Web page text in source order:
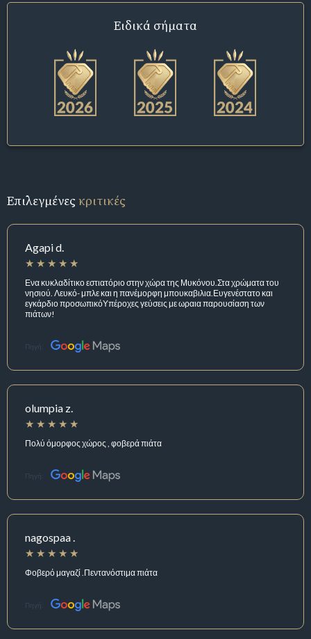
Ειδικά σήματα
Επιλεγμένεςκριτικές
Agapi d.
Ενα κυκλαδίτικο εστιατόριο στην χώρα της Μυκόνου.Στα χρώματα του
νησιού. Λευκό- μπλε και η πανέμορφη μπουκαβιλια.Ευγενέστατο και
εγκάρδιο προσωπικόΥπέροχες γεύσεις με ωραια παρουσίαση των
πιάτων!
Πηγή:
olumpia z.
Πολύ όμορφος χώρος , φοβερά πιάτα
Πηγή:
nagospaa .
Φοβερό μαγαζί .Πεντανόστιμα πιάτα
Πηγή: